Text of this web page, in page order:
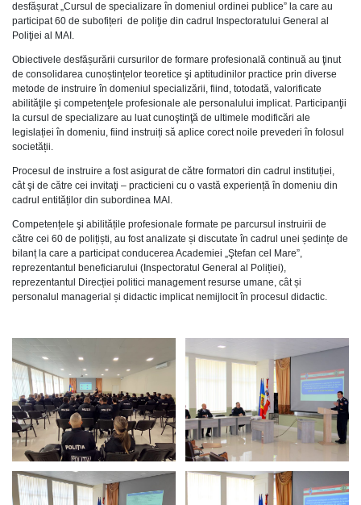
desfășurat „Cursul de specializare în domeniul ordinei publice” la care au
participat 60 de subofițeri de poliţie din cadrul Inspectoratului General al
Poliţiei al MAI.
Obiectivele desfășurării cursurilor de formare profesională continuă au ţinut
de consolidarea cunoștințelor teoretice şi aptitudinilor practice prin diverse
metode de instruire în domeniul specializării, fiind, totodată, valorificate
abilităţile şi competenţele profesionale ale personalului implicat. Participanţii
la cursul de specializare au luat cunoştinţă de ultimele modificări ale
legislației în domeniu, fiind instruiți să aplice corect noile prevederi în folosul
societății.
Procesul de instruire a fost asigurat de către formatori din cadrul instituției,
cât şi de către cei invitaţi – practicieni cu o vastă experiență în domeniu din
cadrul entităților din subordinea MAI.
Competențele şi abilitățile profesionale formate pe parcursul instruirii de
către cei 60 de polițiști, au fost analizate și discutate în cadrul unei ședințe de
bilanț la care a participat conducerea Academiei „Ştefan cel Mare”,
reprezentantul beneficiarului (Inspectoratul General al Poliției),
reprezentantul Direcției politici management resurse umane, cât și
personalul managerial și didactic implicat nemijlocit în procesul didactic.